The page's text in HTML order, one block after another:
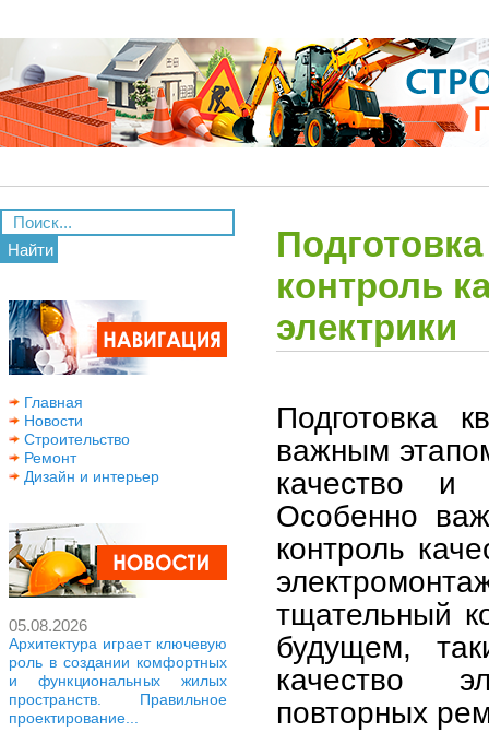
Найти
Главная
Новости
Строительство
Ремонт
Дизайн и интерьер
05.08.2026
Архитектура играет ключевую
роль в создании комфортных
и функциональных жилых
пространств. Правильное
проектирование...
контроль
электрики
Подготовка
важным
качество и
Особенно
контроль
тщательный
будущем,
качество
повторных